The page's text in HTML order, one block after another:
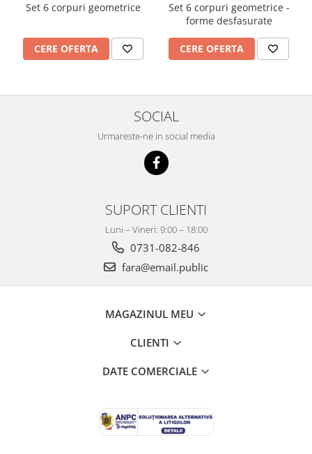
Set 6 corpuri geometrice
CERE OFERTA
Set 6 corpuri geometrice -
forme desfasurate
CERE OFERTA
SOCIAL
Urmareste-ne in social media
SUPORT CLIENTI
Luni – Vineri: 9:00 – 18:00
0731-082-846
fara@email.public
MAGAZINUL MEU
CLIENTI
DATE COMERCIALE